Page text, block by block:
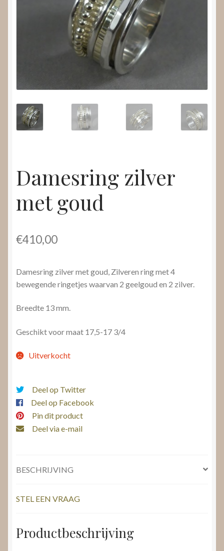
Submenu
Damesring zilver
met goud
€410,00
Damesring zilver met goud, Zilveren ring met 4
bewegende ringetjes waarvan 2 geelgoud en 2 zilver.
Breedte 13 mm.
Geschikt voor maat 17,5-17 3/4
Uitverkocht
Deel op Twitter
Deel op Facebook
Pin dit product
Deel via e-mail
BESCHRIJVING
STEL EEN VRAAG
Productbeschrijving